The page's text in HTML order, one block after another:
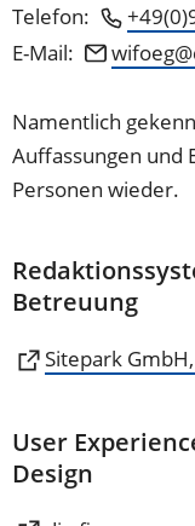
Telefon:
E-Mail:
wifoeg
Namentlich
Auffassungen und
Personen wieder.
Betreuung
Sitepark
(Öffnet
neuen
User
Design